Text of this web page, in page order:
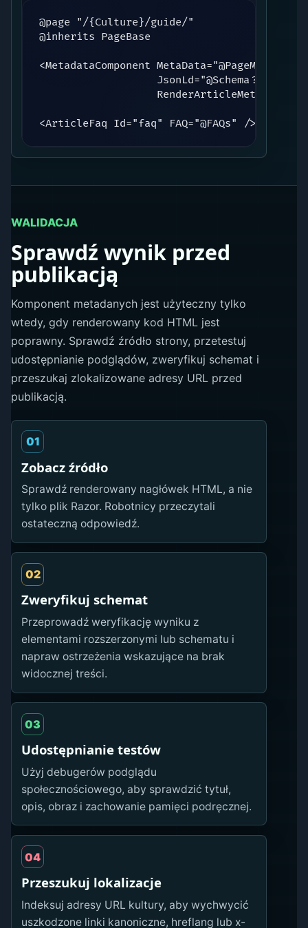
@page "/{Culture}/guide/"
@inherits PageBase
<MetadataComponent MetaData="@PageMeta"
                   JsonLd="@Schema?.JsonLd"
<ArticleFaq Id="faq" FAQ="@FAQs" />
WALIDACJA
Sprawdź wynik przed
publikacją
Komponent metadanych jest użyteczny tylko
wtedy, gdy renderowany kod HTML jest
poprawny. Sprawdź źródło strony, przetestuj
udostępnianie podglądów, zweryfikuj schemat i
przeszukaj zlokalizowane adresy URL przed
publikacją.
01
Zobacz źródło
Sprawdź renderowany nagłówek HTML, a nie
tylko plik Razor. Robotnicy przeczytali
ostateczną odpowiedź.
02
Zweryfikuj schemat
Przeprowadź weryfikację wyniku z
elementami rozszerzonymi lub schematu i
napraw ostrzeżenia wskazujące na brak
widocznej treści.
03
Udostępnianie testów
Użyj debugerów podglądu
społecznościowego, aby sprawdzić tytuł,
opis, obraz i zachowanie pamięci podręcznej.
04
Przeszukuj lokalizacje
Indeksuj adresy URL kultury, aby wychwycić
uszkodzone linki kanoniczne, hreflang lub x-